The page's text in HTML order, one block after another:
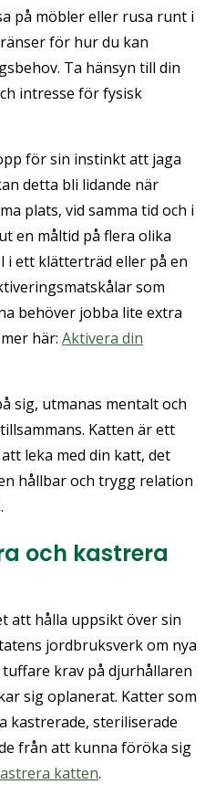
på möbler eller rusa runt i
för hur du kan
Ta hänsyn till din
intresse för fysisk
för sin instinkt att jaga
detta bli lidande när
plats, vid samma tid och i
en måltid på flera olika
i ett klätterträd eller på en
som
behöver jobba lite extra
här: Aktivera din
sig, utmanas mentalt och
Katten är ett
leka med din katt, det
hållbar och trygg relation
och kastrera
att hålla uppsikt över sin
jordbruksverk om nya
krav på djurhållaren
sig oplanerat. Katter som
kastrerade, steriliserade
från att kunna föröka sig
katten.